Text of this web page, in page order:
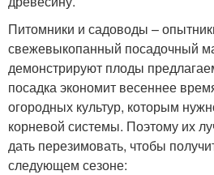
Питомники и садоводы –
свежевыкопанный посадочный
демонстрируют плоды
посадка экономит весеннее
огородных культур, которым
корневой системы. Поэтому их
дать перезимовать, чтобы
следующем сезоне: